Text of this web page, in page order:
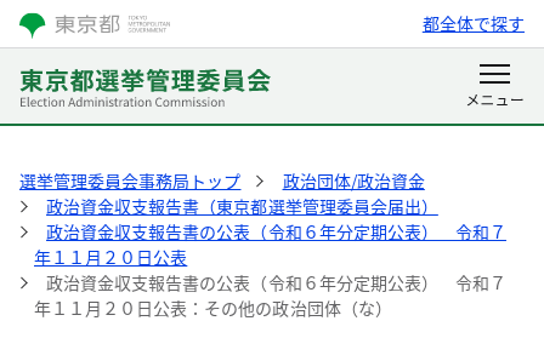
都全体で探す
選挙管理委員会事務局トップ
政治団体/政治資金
政治資金収支報告書（東京都選挙管理委員会届出）
政治資金収支報告書の公表（令和６年分定期公表） 令和７
年１１月２０日公表
政治資金収支報告書の公表（令和６年分定期公表） 令和７
年１１月２０日公表：その他の政治団体（な）